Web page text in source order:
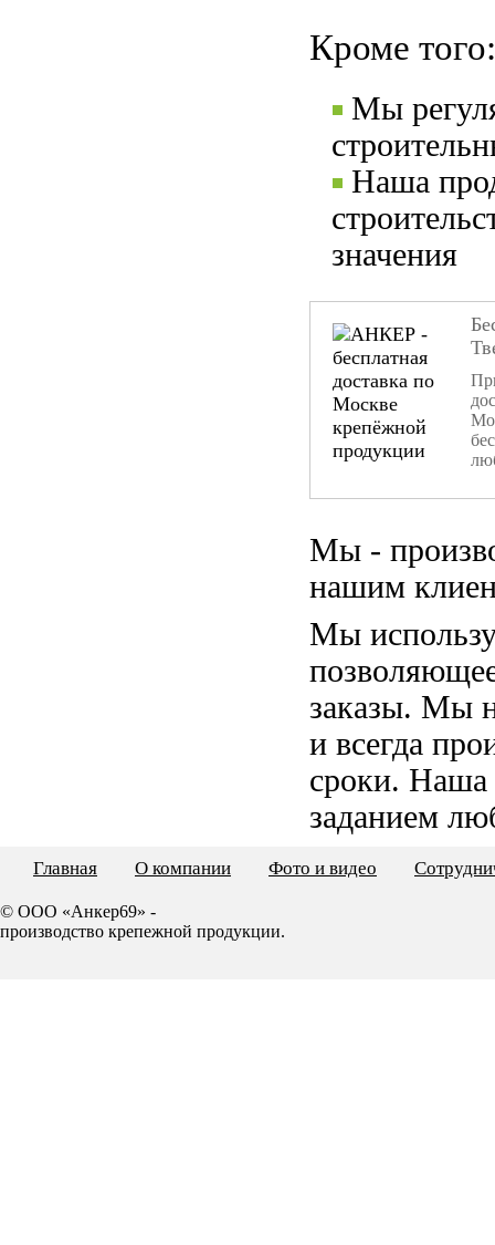
Кроме того:
Мы
Наша
значения
Мы -
нашим
Мы
заказы. Мы
и всегда
сроки. Наша
заданием
Главная О компании Фото и видео
© ООО «Анкер69» -
производство крепежной продукции.